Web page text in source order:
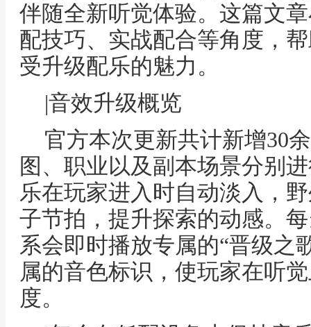
伴随全新听觉体验。这篇文
配技巧、实战配合等角度，
受升级配乐的魅力。
|音效升级概览
官方本次更新共计新增30
图、职业以及副本场景分别
乐在玩家进入时自动淡入，
子节拍，提升探索的动感。
系会即时播放专属的“晋级之
属的音色标识，使玩家在听
度。